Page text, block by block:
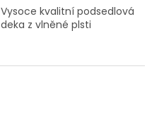
Vysoce kvalitní podsedlová
deka z vlněné plsti